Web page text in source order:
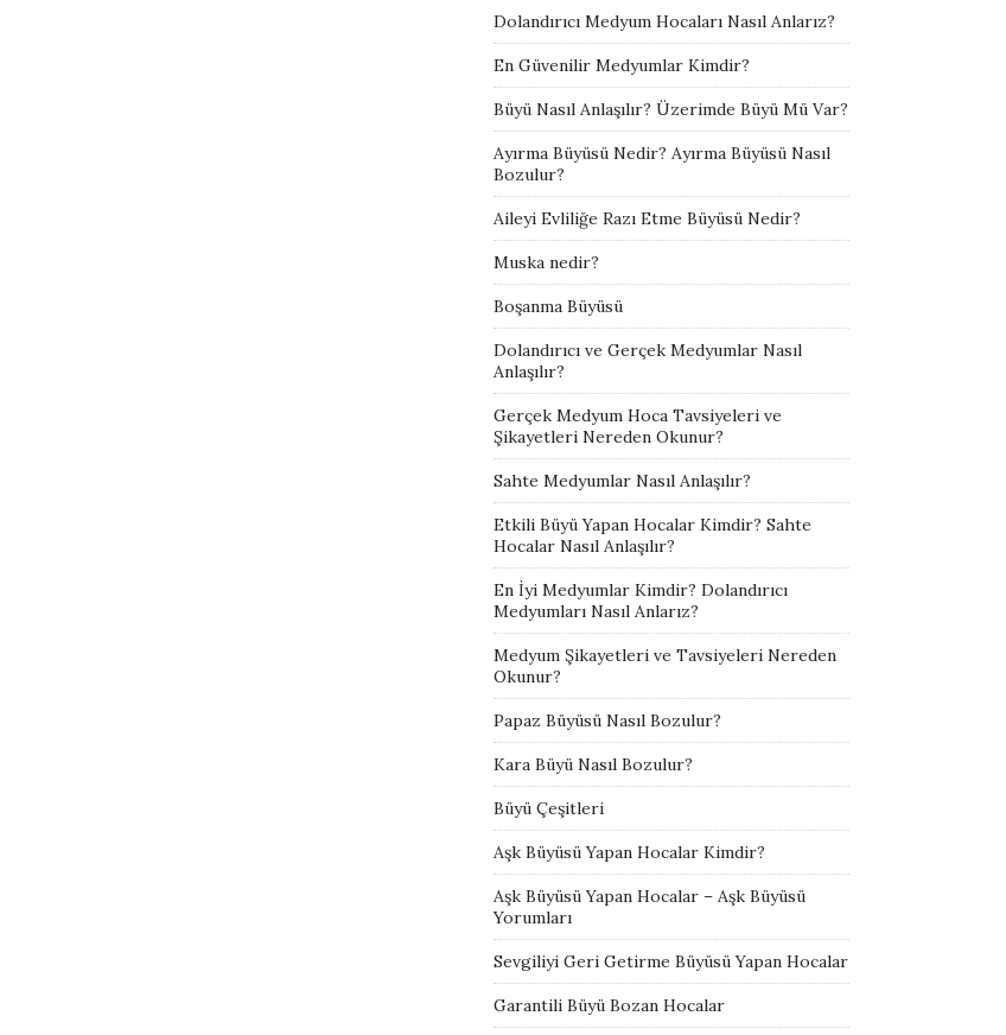
Dolandırıcı Medyum Hocaları Nasıl Anlarız?
En Güvenilir Medyumlar Kimdir?
Büyü Nasıl Anlaşılır? Üzerimde Büyü Mü Var?
Ayırma Büyüsü Nedir? Ayırma Büyüsü Nasıl
Bozulur?
Aileyi Evliliğe Razı Etme Büyüsü Nedir?
Muska nedir?
Boşanma Büyüsü
Dolandırıcı ve Gerçek Medyumlar Nasıl
Anlaşılır?
Gerçek Medyum Hoca Tavsiyeleri ve
Şikayetleri Nereden Okunur?
Sahte Medyumlar Nasıl Anlaşılır?
Etkili Büyü Yapan Hocalar Kimdir? Sahte
Hocalar Nasıl Anlaşılır?
En İyi Medyumlar Kimdir? Dolandırıcı
Medyumları Nasıl Anlarız?
Medyum Şikayetleri ve Tavsiyeleri Nereden
Okunur?
Papaz Büyüsü Nasıl Bozulur?
Kara Büyü Nasıl Bozulur?
Büyü Çeşitleri
Aşk Büyüsü Yapan Hocalar Kimdir?
Aşk Büyüsü Yapan Hocalar – Aşk Büyüsü
Yorumları
Sevgiliyi Geri Getirme Büyüsü Yapan Hocalar
Garantili Büyü Bozan Hocalar